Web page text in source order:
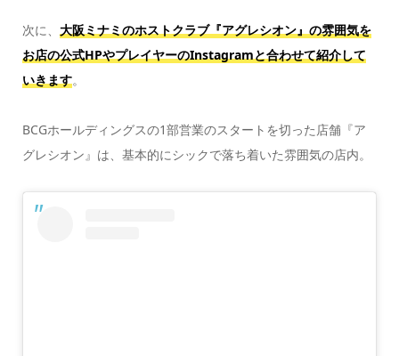
次に、 大阪ミナミのホストクラブ『アグレシオン』の雰囲気を
お店の公式HPやプレイヤーのInstagramと合わせて紹介して
いきます。
BCGホールディングスの1部営業のスタートを切った店舗『ア
グレシオン』は、基本的にシックで落ち着いた雰囲気の店内。